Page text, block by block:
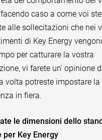
facendo caso a come voi
alle sollecitazioni che nei
di Key Energy
per catturare la vostra
vi farete un' opinione
volta potreste impostare la
in fiera.
le dimensioni dello
per Key Energy